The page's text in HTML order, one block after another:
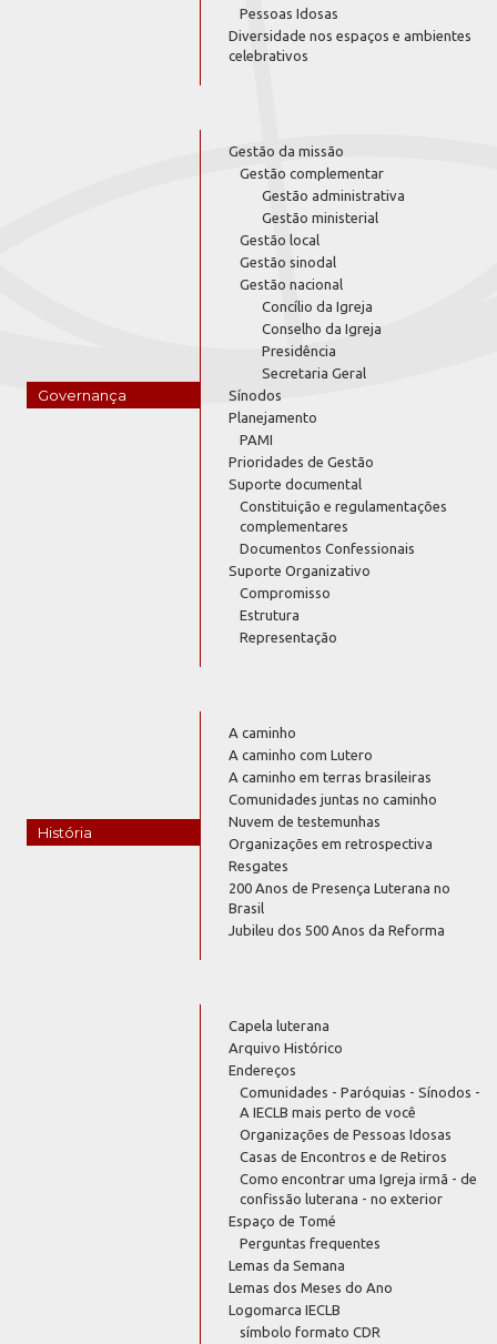
Pessoas Idosas
Diversidade nos espaços e ambientes
celebrativos
Governança
Gestão da missão
Gestão complementar
Gestão administrativa
Gestão ministerial
Gestão local
Gestão sinodal
Gestão nacional
Concílio da Igreja
Conselho da Igreja
Presidência
Secretaria Geral
Sínodos
Planejamento
PAMI
Prioridades de Gestão
Suporte documental
Constituição e regulamentações
complementares
Documentos Confessionais
Suporte Organizativo
Compromisso
Estrutura
Representação
História
A caminho
A caminho com Lutero
A caminho em terras brasileiras
Comunidades juntas no caminho
Nuvem de testemunhas
Organizações em retrospectiva
Resgates
200 Anos de Presença Luterana no
Brasil
Jubileu dos 500 Anos da Reforma
Capela luterana
Arquivo Histórico
Endereços
Comunidades - Paróquias - Sínodos -
A IECLB mais perto de você
Organizações de Pessoas Idosas
Casas de Encontros e de Retiros
Como encontrar uma Igreja irmã - de
confissão luterana - no exterior
Espaço de Tomé
Perguntas frequentes
Lemas da Semana
Lemas dos Meses do Ano
Logomarca IECLB
símbolo formato CDR